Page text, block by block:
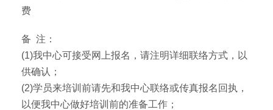
费
备 注：
(1)我中心可接受网上报名，请注明详细联络方式，以
供确认；
(2)学员来培训前请先和我中心联络或传真报名回执，
以便我中心做好培训前的准备工作；